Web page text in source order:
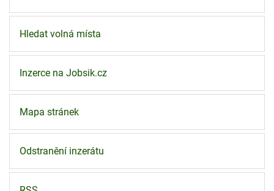
Hledat volná místa
Inzerce na Jobsik.cz
Mapa stránek
Odstranění inzerátu